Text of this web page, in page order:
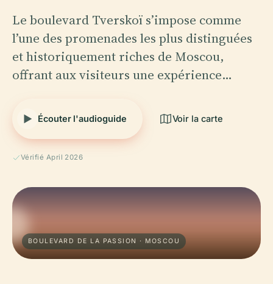
Le boulevard Tverskoï s’impose comme
l’une des promenades les plus distinguées
et historiquement riches de Moscou,
offrant aux visiteurs une expérience…
Écouter l'audioguide Voir la carte
Vérifié April 2026
BOULEVARD DE LA PASSION · MOSCOU